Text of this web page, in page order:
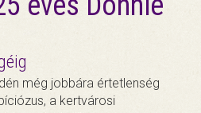
még jobbára értetlenség
a kertvárosi